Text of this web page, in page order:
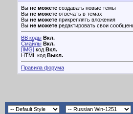
Вы не можете создавать новые темы
Вы не можете отвечать в темах
Вы не можете прикреплять вложения
Вы не можете редактировать свои
BB коды Вкл.
Смайлы Вкл.
[IMG] код Вкл.
HTML код Выкл.
Правила форума